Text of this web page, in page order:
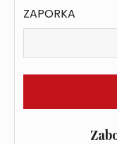
ZAPORKA